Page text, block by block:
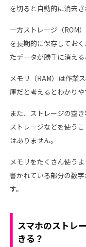
を切ると自動的に消去さ
一方ストレージ（ROM
を長期的に保存してお
たデータが勝手に消える
メモリ（RAM）は作業
庫だと考えるとわかりや
また、ストレージの空
ストレージなどを使う
はありません。
メモリをたくさん使う
書かれている部分の数
す。
スマホのストレ
きる？